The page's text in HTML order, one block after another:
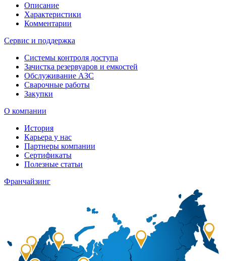
Описание
Характеристики
Комментарии
Сервис и поддержка
Системы контроля доступа
Зачистка резервуаров и емкостей
Обслуживание АЗС
Сварочные работы
Закупки
О компании
История
Карьера у нас
Партнеры компании
Сертификаты
Полезные статьи
Франчайзинг